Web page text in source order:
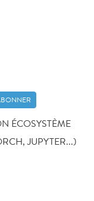
ÉCOSYSTÈME
JUPYTER...)